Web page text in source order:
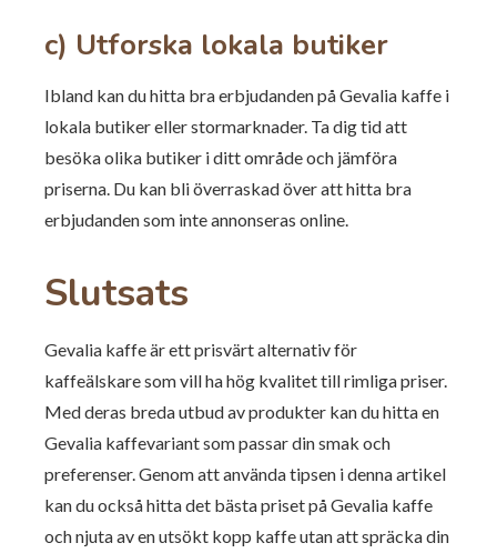
c) Utforska lokala butiker
Ibland kan du hitta bra erbjudanden på Gevalia kaffe i
lokala butiker eller stormarknader. Ta dig tid att
besöka olika butiker i ditt område och jämföra
priserna. Du kan bli överraskad över att hitta bra
erbjudanden som inte annonseras online.
Slutsats
Gevalia kaffe är ett prisvärt alternativ för
kaffeälskare som vill ha hög kvalitet till rimliga priser.
Med deras breda utbud av produkter kan du hitta en
Gevalia kaffevariant som passar din smak och
preferenser. Genom att använda tipsen i denna artikel
kan du också hitta det bästa priset på Gevalia kaffe
och njuta av en utsökt kopp kaffe utan att spräcka din